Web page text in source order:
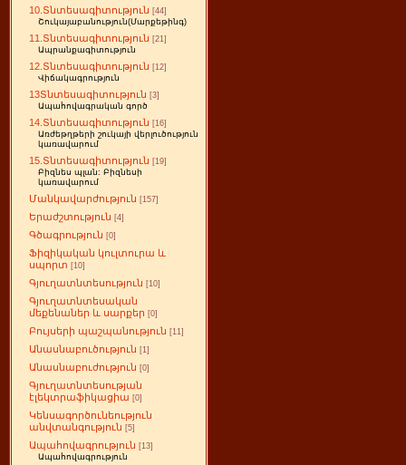
10.Տնտեսագիտություն [44]
Շուկայաբանություն(Մարքեթինգ)
11.Տնտեսագիտություն [21]
Ապրանքագիտություն
12.Տնտեսագիտություն [12]
Վիճակագրություն
13Տնտեսագիտություն [3]
Ապահովագրական գործ
14.Տնտեսագիտություն [16]
Առժեթղթերի շուկայի վերլուծություն
կառավարում
15.Տնտեսագիտություն [19]
Բիզնես պլան: Բիզնեսի
կառավարում
Մանկավարժություն [157]
Երաժշտություն [4]
Գծագրություն [0]
Ֆիզիկական կուլտուրա և
սպորտ [10]
Գյուղատնտեսություն [10]
Գյուղատնտեսական
մեքենաներ և սարքեր [0]
Բույսերի պաշպանություն [11]
Անասնաբուծություն [1]
Անասնաբուժություն [0]
Գյուղատնտեսության
էլեկտրաֆիկացիա [0]
Կենսագործունեություն
անվտանգություն [5]
Ապահովագրություն [13]
Ապահովագրություն